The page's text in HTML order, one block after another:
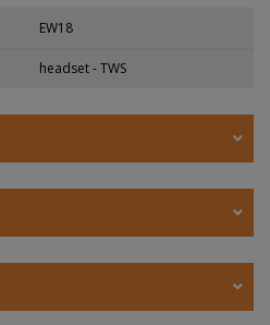
EW18
headset - TWS